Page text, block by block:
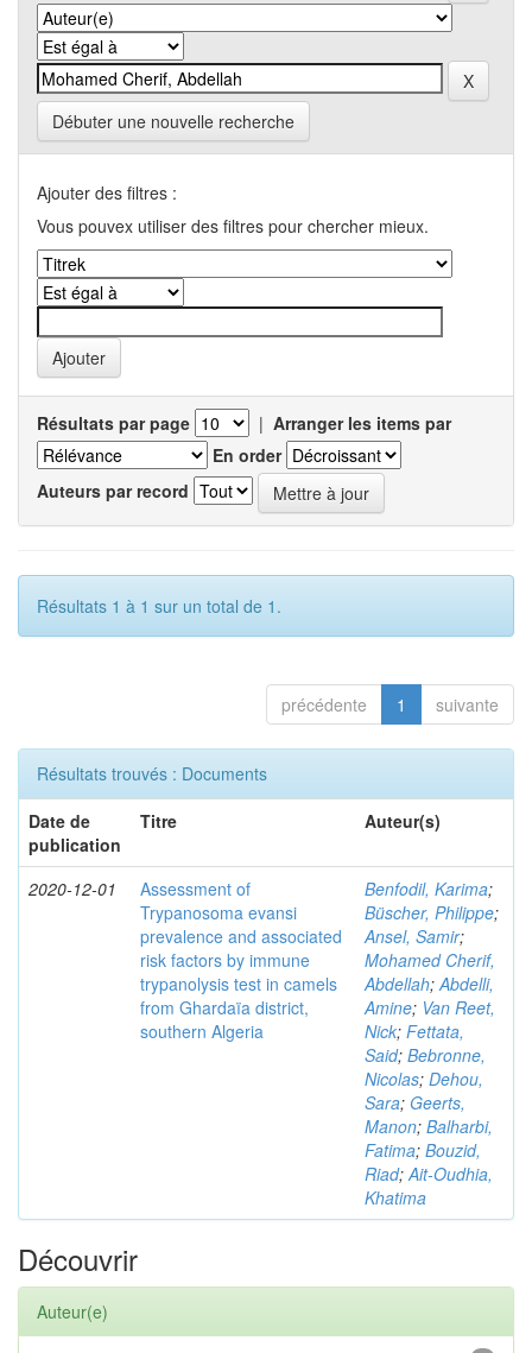
Débuter une nouvelle recherche
Ajouter des filtres :
Vous pouvex utiliser des filtres pour chercher mieux.
Résultats par page | Arranger les items par
En order
Auteurs par record
Résultats 1 à 1 sur un total de 1.
précédente 1 suivante
Résultats trouvés : Documents
Date de
publication
Titre Auteur(s)
2020-12-01
Assessment of
Trypanosoma evansi
prevalence and associated
risk factors by immune
trypanolysis test in camels
from Ghardaïa district,
southern Algeria
Benfodil, Karima;
Büscher, Philippe;
Ansel, Samir;
Mohamed Cherif,
Abdellah;Abdelli,
Amine; Van Reet,
Nick; Fettata,
Said; Bebronne,
Nicolas; Dehou,
Sara; Geerts,
Manon; Balharbi,
Fatima; Bouzid,
Riad;Ait-Oudhia,
Khatima
Découvrir
Auteur(e)